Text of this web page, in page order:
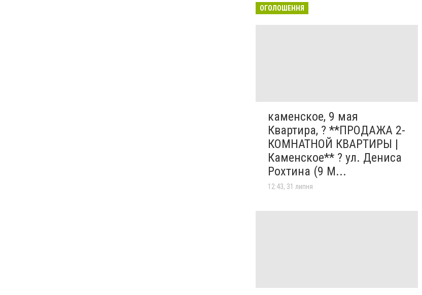
ОГОЛОШЕННЯ
каменское, 9 мая
Квартира, ? **ПРОДАЖА 2-
КОМНАТНОЙ КВАРТИРЫ |
Каменское** ? ул. Дениса
Рохтина (9 М...
12:43, 31 липня